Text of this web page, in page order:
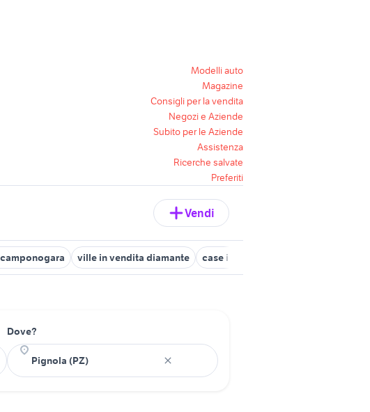
Modelli auto
Magazine
Consigli per la vendita
Negozi e Aziende
Subito per le Aziende
Assistenza
Ricerche salvate
Preferiti
Vendi
ville in vendita diamante case indipendenti in vendita novi
Dove?